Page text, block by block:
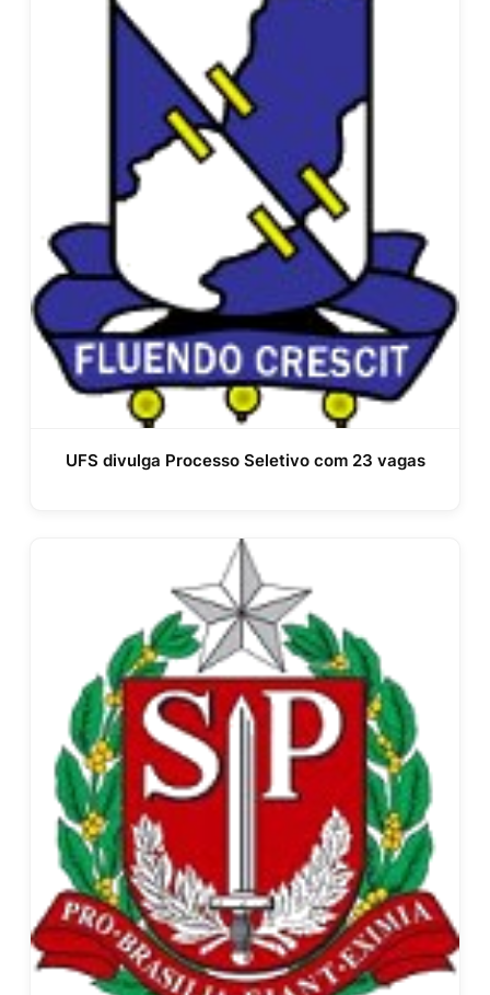
UFS divulga Processo Seletivo com 23 vagas